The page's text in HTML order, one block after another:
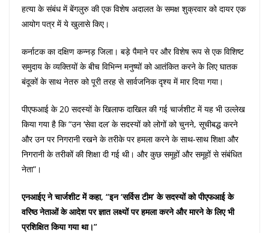
हत्या के संबंध में बेंगलुरु की एक विशेष अदालत के समक्ष शुक्रवार को दायर एक
आयोग पत्र में ये खुलासे किए।
कर्नाटक का दक्षिण कन्नड़ जिला। बड़े पैमाने पर और विशेष रूप से एक विशिष्ट
समुदाय के व्यक्तियों के बीच विभिन्न मनुष्यों को आतंकित करने के लिए घातक
बंदूकों के साथ नेतरु को पूरी तरह से सार्वजनिक दृश्य में मार दिया गया।
पीएफआई के 20 सदस्यों के खिलाफ दाखिल की गई चार्जशीट में यह भी उल्लेख
किया गया है कि “उन ‘सेवा दल’ के सदस्यों को लोगों को चुनने, सूचीबद्ध करने
और उन पर निगरानी रखने के तरीके पर हमला करने के साथ-साथ शिक्षा और
निगरानी के तरीकों की शिक्षा दी गई थी। और कुछ समूहों और समूहों से संबंधित
नेता”।
एनआईए ने चार्जशीट में कहा, “इन ‘सर्विस टीम’ के सदस्यों को पीएफआई के
वरिष्ठ नेताओं के आदेश पर ज्ञात लक्ष्यों पर हमला करने और मारने के लिए भी
प्रशिक्षित किया गया था।”